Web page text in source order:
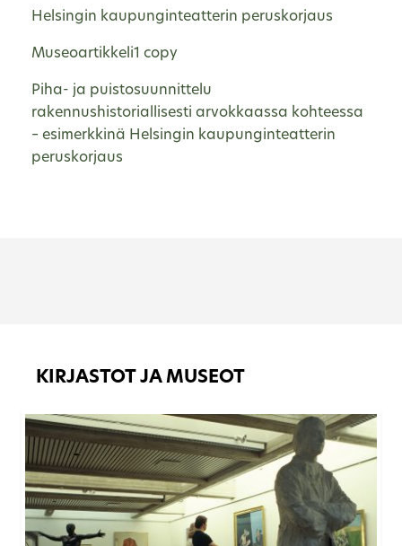
Helsingin kaupunginteatterin peruskorjaus
Museoartikkeli1 copy
Piha- ja puistosuunnittelu
rakennushistoriallisesti arvokkaassa kohteessa
– esimerkkinä Helsingin kaupunginteatterin
peruskorjaus
KIRJASTOT JA MUSEOT